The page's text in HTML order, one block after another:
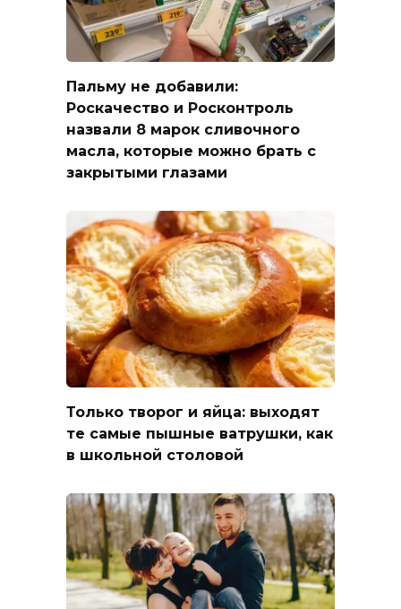
Пальму не добавили:
Роскачество и Росконтроль
назвали 8 марок сливочного
масла, которые можно брать с
закрытыми глазами
Только творог и яйца: выходят
те самые пышные ватрушки, как
в школьной столовой